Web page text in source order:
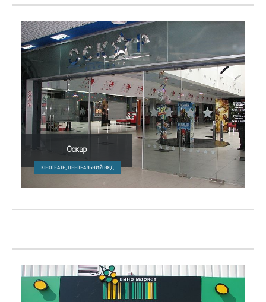
Оскар
КІНОТЕАТР, ЦЕНТРАЛЬНИЙ ВХІД